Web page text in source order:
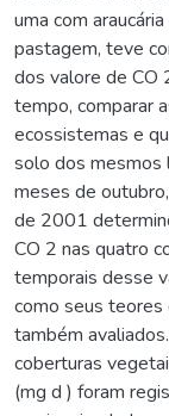
uma com
pastagem, teve
dos valore de CO
tempo, comparar
ecossistemas e
solo dos mesmos
meses de
de 2001
CO 2 nas quatro
temporais desse
como seus teores
também
coberturas
(mg d ) foram